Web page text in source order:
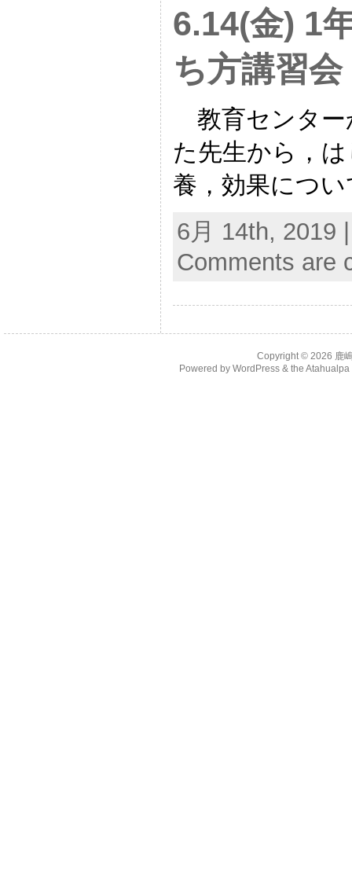
6.14(金) 1
ち方講習会
教育センター
た先生から，
養，効果につ
6月 14th, 2019
Comments are
Copyright © 2026 鹿
Powered by WordPress& the Atahualpa